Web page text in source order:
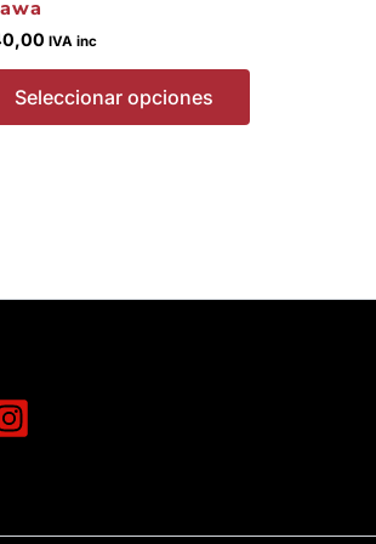
IVA inc
Seleccionar opciones